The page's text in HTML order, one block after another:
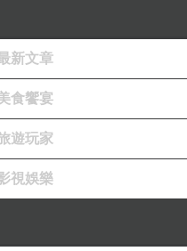
體價格指數則創下
。
然令人擔憂，指數由
能源成本衝擊已擴
，美國公債遭到拋
新文章
食饗宴
遊玩家
視娛樂